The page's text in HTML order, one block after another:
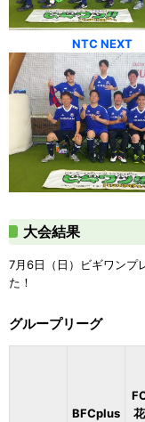
NTC NEXT
大会結果
7月6日（日）ビギワンプ
た！
グループリーグ
BFCplus
花